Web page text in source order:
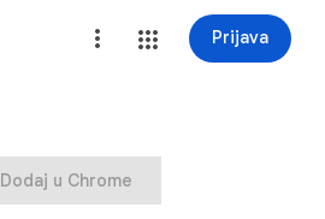
Prijava
Dodaj u Chrome